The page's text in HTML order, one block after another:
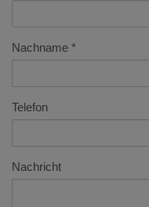
Nachname
Telefon
Nachricht